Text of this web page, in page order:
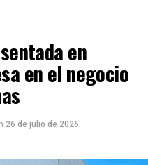
en
en el negocio
26 de julio de 2026